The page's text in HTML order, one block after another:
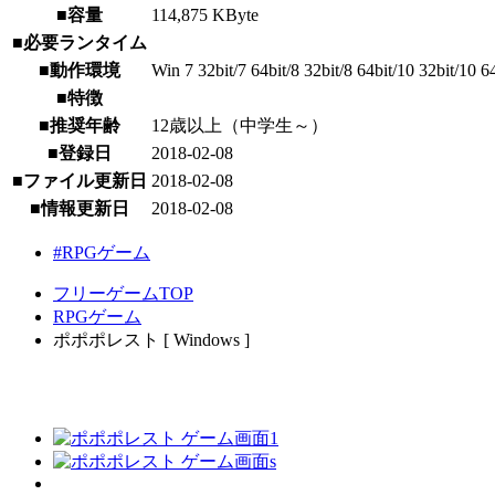
■容量
114,875 KByte
■必要ランタイム
■動作環境
Win 7 32bit/7 64bit/8 32bit/8 64bit/10 32bit/10
■特徴
■推奨年齢
12歳以上（中学生～）
■登録日
2018-02-08
■ファイル更新日 2018-02-08
■情報更新日
2018-02-08
#RPGゲーム
フリーゲームTOP
RPGゲーム
ポポポレスト [ Windows ]